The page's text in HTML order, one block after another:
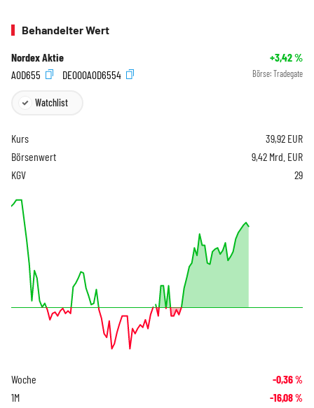
Behandelter Wert
Nordex Aktie +3,42%
A0D655
DE000A0D6554 Börse: Tradegate
Watchlist
Kurs 39,92 EUR
Börsenwert
9,42 Mrd. EUR
KGV
29
Woche -0,36%
1M -16,08%